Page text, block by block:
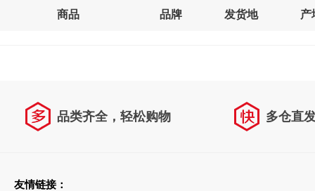
商品 品牌 发货地 产
品类齐全，轻松购物 多仓直
友情链接：